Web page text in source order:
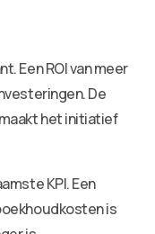
Een ROI van meer
De
het initiatief
KPI. Een
is